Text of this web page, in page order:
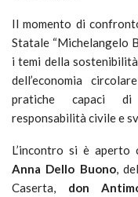
Il momento di
Statale “Michelangelo
i temi della
dell’economia
pratiche capaci di
responsabilità civile e
L’incontro si è
Anna Dello Buono,
Caserta, don